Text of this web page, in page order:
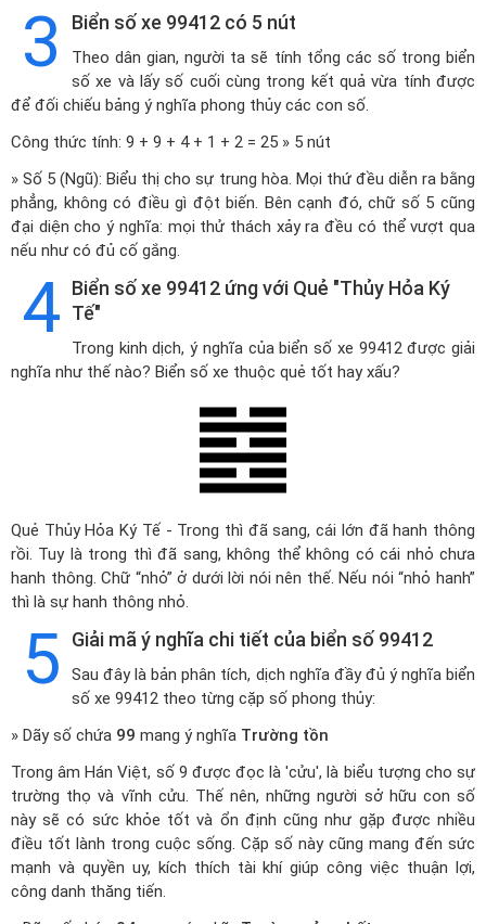
3 Biển số xe 99412 có 5 nút
Theo dân gian, người ta sẽ tính tổng các số trong biển
số xe và lấy số cuối cùng trong kết quả vừa tính được
để đối chiếu bảng ý nghĩa phong thủy các con số.
Công thức tính: 9 + 9 + 4 + 1 + 2 = 25 » 5 nút
» Số 5 (Ngũ): Biểu thị cho sự trung hòa. Mọi thứ đều diễn ra bằng
phẳng, không có điều gì đột biến. Bên cạnh đó, chữ số 5 cũng
đại diện cho ý nghĩa: mọi thử thách xảy ra đều có thể vượt qua
nếu như có đủ cố gắng.
4 Biển số xe 99412 ứng với Quẻ "Thủy Hỏa Ký
Tế"
Trong kinh dịch, ý nghĩa của biển số xe 99412 được giải
nghĩa như thế nào? Biển số xe thuộc quẻ tốt hay xấu?
Quẻ Thủy Hỏa Ký Tế - Trong thì đã sang, cái lớn đã hanh thông
rồi. Tuy là trong thì đã sang, không thể không có cái nhỏ chưa
hanh thông. Chữ “nhỏ” ở dưới lời nói nên thế. Nếu nói “nhỏ hanh”
thì là sự hanh thông nhỏ.
5 Giải mã ý nghĩa chi tiết của biển số 99412
Sau đây là bản phân tích, dịch nghĩa đầy đủ ý nghĩa biển
số xe 99412 theo từng cặp số phong thủy:
» Dãy số chứa 99 mang ý nghĩa Trường tồn
Trong âm Hán Việt, số 9 được đọc là 'cửu', là biểu tượng cho sự
trường thọ và vĩnh cửu. Thế nên, những người sở hữu con số
này sẽ có sức khỏe tốt và ổn định cũng như gặp được nhiều
điều tốt lành trong cuộc sống. Cặp số này cũng mang đến sức
mạnh và quyền uy, kích thích tài khí giúp công việc thuận lợi,
công danh thăng tiến.